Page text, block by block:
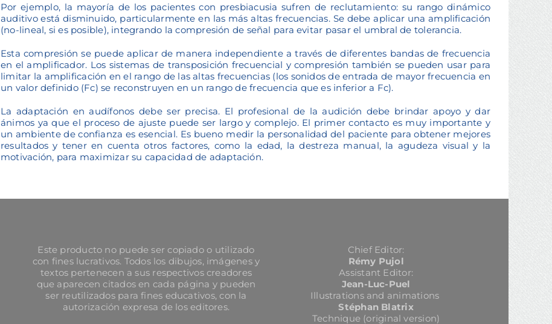
Por ejemplo, la mayoría de los pacientes con presbiacusia sufren de reclutamiento: su rango dinámico
auditivo está disminuido, particularmente en las más altas frecuencias. Se debe aplicar una amplificación
(no-lineal, si es posible), integrando la compresión de señal para evitar pasar el umbral de tolerancia.
Esta compresión se puede aplicar de manera independiente a través de diferentes bandas de frecuencia
en el amplificador. Los sistemas de transposición frecuencial y compresión también se pueden usar para
limitar la amplificación en el rango de las altas frecuencias (los sonidos de entrada de mayor frecuencia en
un valor definido (Fc) se reconstruyen en un rango de frecuencia que es inferior a Fc).
La adaptación en audífonos debe ser precisa. El profesional de la audición debe brindar apoyo y dar
ánimos ya que el proceso de ajuste puede ser largo y complejo. El primer contacto es muy importante y
un ambiente de confianza es esencial. Es bueno medir la personalidad del paciente para obtener mejores
resultados y tener en cuenta otros factores, como la edad, la destreza manual, la agudeza visual y la
motivación, para maximizar su capacidad de adaptación.
Este producto no puede ser copiado o utilizado
con fines lucrativos. Todos los dibujos, imágenes y
textos pertenecen a sus respectivos creadores
que aparecen citados en cada página y pueden
ser reutilizados para fines educativos, con la
autorización expresa de los editores.
Chief Editor:
Rémy Pujol
Assistant Editor:
Jean-Luc-Puel
Illustrations and animations
Stéphan Blatrix
Technique (original version)